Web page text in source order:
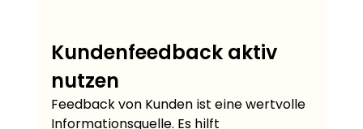
Kundenfeedback aktiv
nutzen
Feedback von Kunden ist eine wertvolle
Informationsquelle. Es hilft